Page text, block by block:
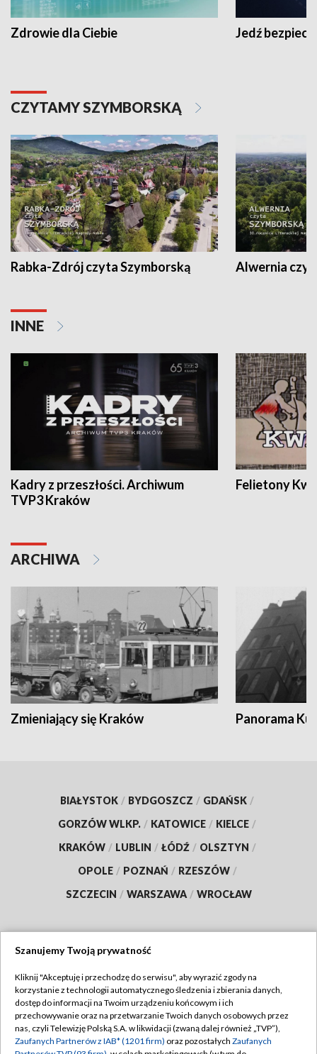
Zdrowie dla Ciebie Jedź
CZYTAMY SZYMBORSKĄ
Rabka-Zdrój czyta Szymborską Alwernia
INNE
Kadry z przeszłości. Archiwum
TVP3 Kraków
Felietony
ARCHIWA
Zmieniający się Kraków Panorama
BIAŁYSTOK / BYDGOSZCZ / GDAŃSK /
GORZÓW WLKP. / KATOWICE / KIELCE /
KRAKÓW / LUBLIN / ŁÓDŹ / OLSZTYN /
OPOLE / POZNAŃ / RZESZÓW /
SZCZECIN / WARSZAWA / WROCŁAW
TVP
Abonament TVP
Emisja w TVP
Regulamin TVP
Polityka prywatności
Szanujemy Twoją prywatność
Kliknij "Akceptuję i przechodzę do serwisu", aby wyrazić zgody na
korzystanie z technologii automatycznego śledzenia i zbierania danych,
dostęp do informacji na Twoim urządzeniu końcowym i ich
przechowywanie oraz na przetwarzanie Twoich danych osobowych przez
nas, czyli Telewizję Polską S.A. w likwidacji (zwaną dalej również „TVP”),
Zaufanych Partnerów z IAB* (1201 firm) oraz pozostałych Zaufanych